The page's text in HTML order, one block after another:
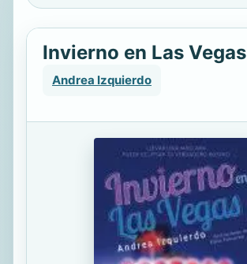
Invierno en Las Vegas
Andrea Izquierdo